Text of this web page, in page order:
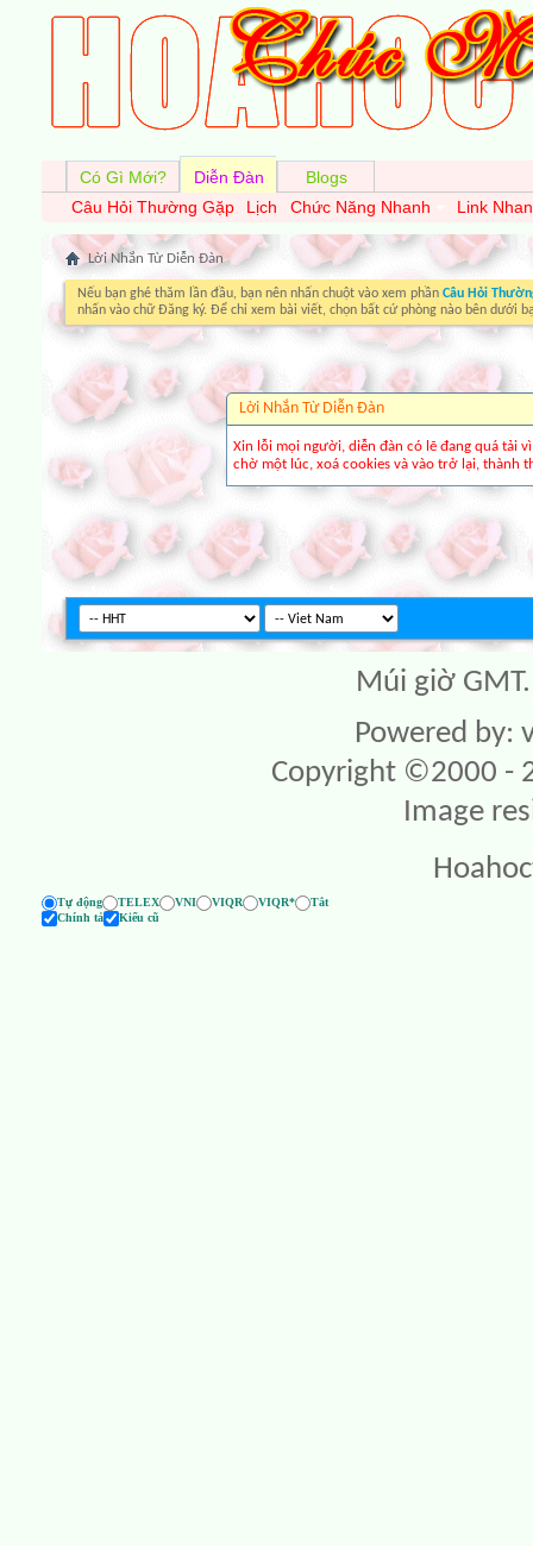
Có Gì Mới?
Diễn Đàn
Câu Hỏi Thường Gặp
Lịch Chức Năng Nhanh Link
Blogs
Lời Nhắn Từ Diễn Ðàn
Nếu bạn ghé thăm lần đầu, bạn nên nhấn chuột vào xem phần Câu Hỏi
nhấn vào chữ Đăng ký. Để chỉ xem bài viết, chọn bất cứ phòng nào bên dưới
Lời Nhắn Từ Diễn Ðàn
Xin lỗi mọi người, diễn đàn có lẽ đang quá tải
chờ một lúc, xoá cookies và vào trở lại, thành
Múi giờ
Powered by:
Copyright ©2000 -
Image
Tự động TELEX VNI VIQR VIQR*
Tắt
Chính tả
Kiểu cũ